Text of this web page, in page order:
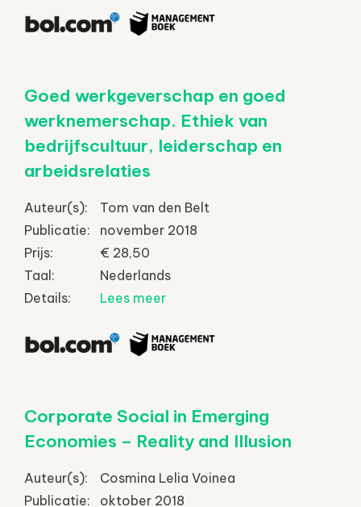
Goed werkgeverschap en goed
werknemerschap. Ethiek van
bedrijfscultuur, leiderschap en
arbeidsrelaties
Auteur(s):
Tom van den Belt
Publicatie:
november 2018
Prijs:
€ 28,50
Taal:
Nederlands
Details:
Lees meer
Corporate Social in Emerging
Economies – Reality and Illusion
Auteur(s):
Cosmina Lelia Voinea
Publicatie:
oktober 2018